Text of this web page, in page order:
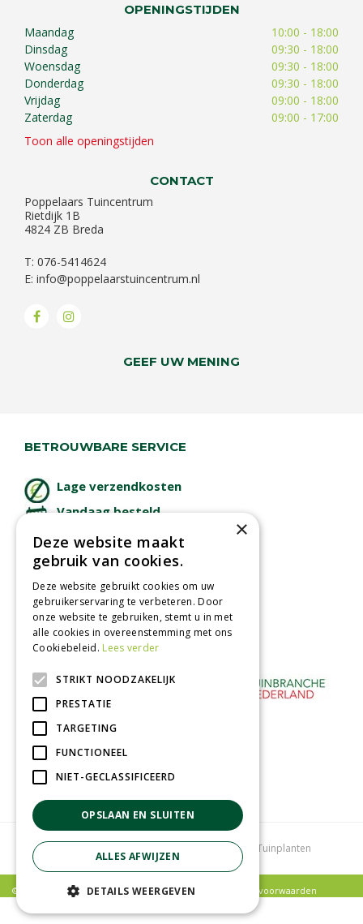
OPENINGSTIJDEN
Maandag
10:00 - 18:00
Dinsdag
09:30 - 18:00
Woensdag
09:30 - 18:00
Donderdag
09:30 - 18:00
Vrijdag
09:00 - 18:00
Zaterdag
09:00 - 17:00
Toon alle openingstijden
CONTACT
Poppelaars Tuincentrum
Rietdijk 1B
4824 ZB Breda
T: 076-5414624
E: info@poppelaarstuincentrum.nl
GEEF UW MENING
BETROUWBARE SERVICE
Lage verzendkosten
Vandaag besteld
Afhalen in tuincentrum
Betaal veilig
met iDeal - Wero
Kamerplanten Tuinplanten
© Poppelaars Tuincentrum |Privacy policy
Algemene voorwaarden
Green Solutions|Tuincentrum Overzicht
×
Deze website maakt
gebruik van cookies.
Deze website gebruikt cookies om uw
gebruikerservaring te verbeteren. Door
onze website te gebruiken, stemt u in met
alle cookies in overeenstemming met ons
Cookiebeleid. Lees verder
STRIKT NOODZAKELIJK
PRESTATIE
TARGETING
FUNCTIONEEL
NIET-GECLASSIFICEERD
OPSLAAN EN SLUITEN
ALLES AFWIJZEN
DETAILS WEERGEVEN